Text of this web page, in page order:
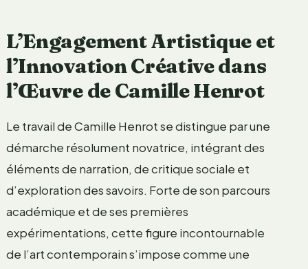
L’Engagement Artistique et
l’Innovation Créative dans
l’Œuvre de Camille Henrot
Le travail de Camille Henrot se distingue par une
démarche résolument novatrice, intégrant des
éléments de narration, de critique sociale et
d’exploration des savoirs. Forte de son parcours
académique et de ses premières
expérimentations, cette figure incontournable
de l’art contemporain s’impose comme une